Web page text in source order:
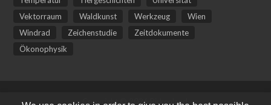
Vektorraum
Waldkunst Werkzeug
Wien
Windrad
Zeichenstudie
Zeitdokumente
Ökonophysik
Copyright © 2026 Birkenland.